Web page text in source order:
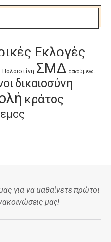
Εκλογές
Παλαιστίνη ΣΜΔ ασκούμενοι
δικαιοσύνη
κράτος
για να μαθαίνετε πρώτοι
μας!